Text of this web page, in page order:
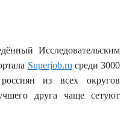
Исследовательским
Superjob.ru среди 3000
из всех округов
друга чаще сетуют